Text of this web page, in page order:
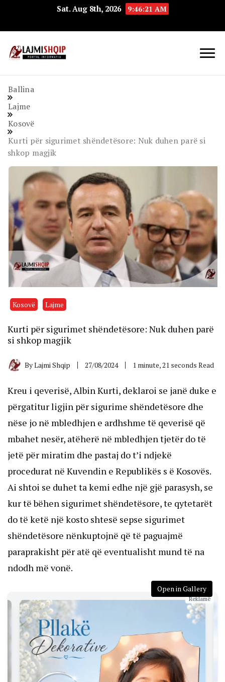
Sat. Aug 8th, 2026 9:46:22 AM
Ballina
Lajme
Kosovë
Kurti për sigurimet shëndetësore: Nuk duhen parë si
shkop magjik
Kosovë Lajme
Kurti për sigurimet shëndetësore: Nuk duhen parë
si shkop magjik
ByLajmi Shqip 27/08/2024 1 minute, 21 seconds Read
Kreu i qeverisë, Albin Kurti, deklaroi se janë duke e
përgatitur ligjin për sigurime shëndetësore dhe
nëse jo në mbledhjen e ardhshme të qeverisë që
mbahet nesër, atëherë në mbledhjen tjetër do të
jetë për miratim dhe pastaj do t’i ndjekë
procedurat në Kuvendin e Republikës s ë Kosovës.
Ai shtoi se duhet ta kemi edhe një gjë parasysh, se
kur të bëhen sigurimet shëndetësore, te qytetarët
do të ketë një kosto shtesë sepse sigurimet
shëndetësore nënkuptojnë që të paguajmë
paraprakisht për atë që eventualisht mund të na
ndodh më vonë.
Reklamë
Open in Gallery